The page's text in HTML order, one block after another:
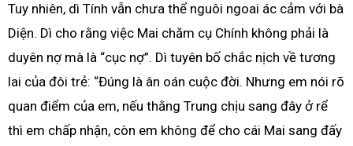
Tuy nhiên, dì Tính vẫn chưa thể nguôi ngoai ác cảm với bà
Diện. Dì cho rằng việc Mai chăm cụ Chính không phải là
duyên nợ mà là “cục nợ”. Dì tuyên bố chắc nịch về tương
lai của đôi trẻ: “Đúng là ân oán cuộc đời. Nhưng em nói rõ
quan điểm của em, nếu thằng Trung chịu sang đây ở rể
thì em chấp nhận, còn em không để cho cái Mai sang đấy